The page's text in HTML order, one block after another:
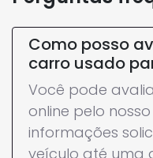
Quais são as
financiamento
compra de um
O que está
carros